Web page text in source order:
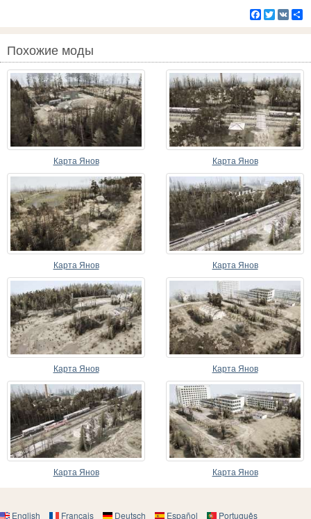
Facebook
Twitter
VK
Похожие моды
Карта Янов Карта Янов
Карта Янов Карта Янов
Карта Янов Карта Янов
Карта Янов Карта Янов
English Français Deutsch Español Português